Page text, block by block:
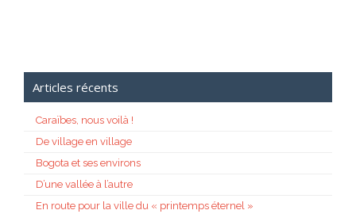
Articles récents
Caraïbes, nous voilà !
De village en village
Bogota et ses environs
D’une vallée à l’autre
En route pour la ville du « printemps éternel »